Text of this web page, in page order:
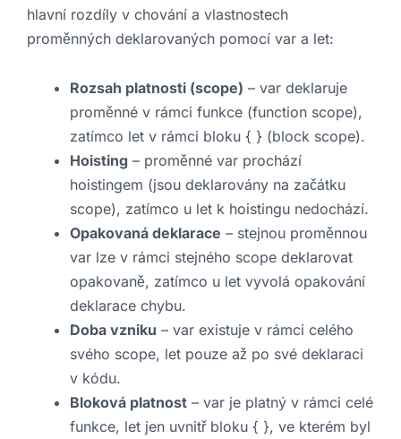
hlavní rozdíly v chování a vlastnostech
proměnných deklarovaných pomocí var a let:
Rozsah platnosti (scope) – var deklaruje
proměnné v rámci funkce (function scope),
zatímco let v rámci bloku { } (block scope).
Hoisting – proměnné var prochází
hoistingem (jsou deklarovány na začátku
scope), zatímco u let k hoistingu nedochází.
Opakovaná deklarace – stejnou proměnnou
var lze v rámci stejného scope deklarovat
opakovaně, zatímco u let vyvolá opakování
deklarace chybu.
Doba vzniku – var existuje v rámci celého
svého scope, let pouze až po své deklaraci
v kódu.
Bloková platnost – var je platný v rámci celé
funkce, let jen uvnitř bloku { }, ve kterém byl